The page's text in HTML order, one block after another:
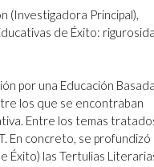
(Investigadora Principal),
de Éxito:
por una Educación
los que se encontraban
Entre los temas
En concreto, se profundizó
Éxito) las Tertulias